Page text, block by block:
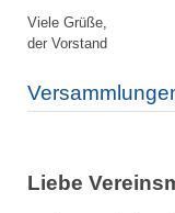
Viele Grüße,
der Vorstand
Liebe